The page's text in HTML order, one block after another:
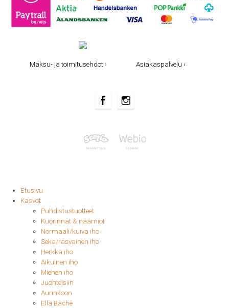
Maksu- ja toimitusehdot › Asiakaspalvelu ›
Etusivu
Kasvot
Puhdistustuotteet
Kuorinnat & naamiot
Normaali/kuiva iho
Seka/rasvainen iho
Herkkä iho
Aikuinen iho
Miehen iho
Juonteisiin
Aurinkoon
Ella Bache